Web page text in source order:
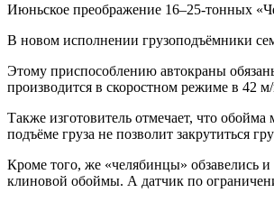
Июньское преображение 16‒25-тонных
В новом исполнении грузоподъёмники
Этому приспособлению автокраны
производится в скоростном режиме в 42
Также изготовитель отмечает, что
подъёме груза не позволит закрутиться
Кроме того, же «челябинцы» обзавелись
клиновой обоймы. А датчик по